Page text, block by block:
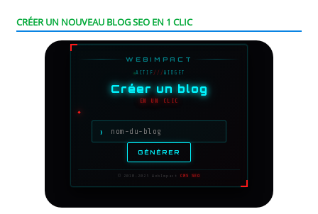
CRÉER UN NOUVEAU BLOG SEO EN 1 CLIC